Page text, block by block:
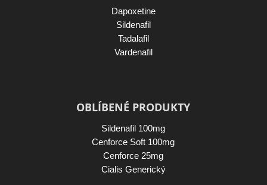
Dapoxetine
Sildenafil
Tadalafil
Vardenafil
OBLÍBENÉ PRODUKTY
Sildenafil 100mg
Cenforce Soft 100mg
Cenforce 25mg
Cialis Generický